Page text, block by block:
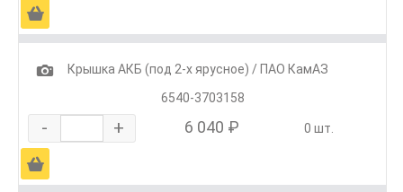
Ä
1
Крышка АКБ (под 2-х ярусное) / ПАО КамАЗ
6540-3703158
- + 6 040 ₽ 0 шт.
Ä